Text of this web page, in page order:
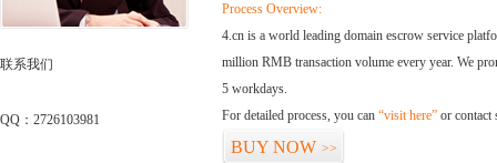
联系我们
QQ：2726103981
Process Overview:
4.cn is a world leading domain escrow service
million RMB transaction volume every year. We
5 workdays.
For detailed process, you can “visit here” or contact
BUY NOW >>